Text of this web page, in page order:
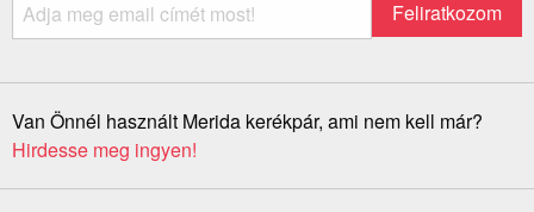
Van Önnél használt Merida kerékpár, ami nem kell már?
Hirdesse meg ingyen!